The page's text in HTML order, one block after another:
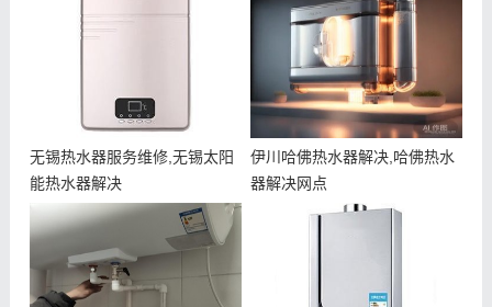
无锡热水器服务维修,无锡太阳
能热水器解决
伊川哈佛热水器解决,哈佛热水
器解决网点